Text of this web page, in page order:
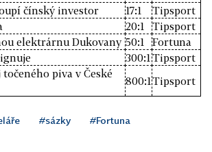
čínský investor
17:1
Tipsport
20:1
Tipsport
elektrárnu Dukovany 50:1
Fortuna
300:1 Tipsport
piva v České
800:1Tipsport
#sázky #Fortuna